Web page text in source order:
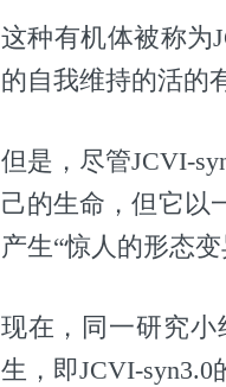
这种有机体被称为
的自我维持的活的
但是，尽管JCVI-
己的生命，但它以
产生“惊人的形态
现在，同一研究
生，即JCVI-syn3.0